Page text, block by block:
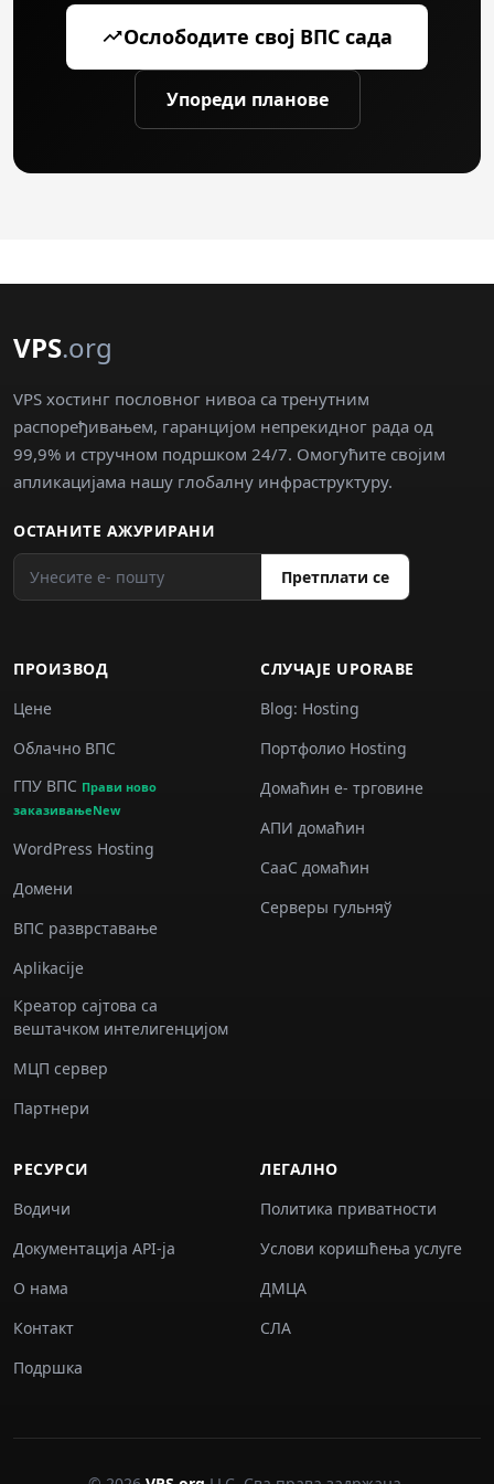
Ослободите свој ВПС сада
Упореди планове
VPS.org
VPS хостинг пословног нивоа са тренутним
распоређивањем, гаранцијом непрекидног рада од
99,9% и стручном подршком 24/7. Омогућите својим
апликацијама нашу глобалну инфраструктуру.
ОСТАНИТЕ АЖУРИРАНИ
Претплати се
ПРОИЗВОД
Цене
Облачно ВПС
ГПУ ВПС Прави ново
заказивањеNew
WordPress Hosting
Домени
ВПС разврставање
Aplikacije
Креатор сајтова са
вештачком интелигенцијом
МЦП сервер
Партнери
СЛУЧАJE UPORABE
Blog: Hosting
Портфолио Hosting
Домаћин е‐ трговине
АПИ домаћин
СааС домаћин
Серверы гульняў
РЕСУРСИ
Водичи
Документација API-ја
О нама
Контакт
Подршка
ЛЕГАЛНО
Политика приватности
Услови коришћења услуге
ДМЦА
СЛА